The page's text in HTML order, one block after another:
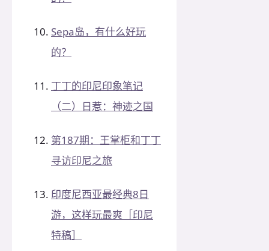
Sepa岛，有什么好玩
的？
丁丁的印尼印象笔记
（二）日惹：神迹之国
第187期：王掌柜和丁丁
寻访印尼之旅
印度尼西亚最经典8日
游，这样玩最爽［印尼
特稿］